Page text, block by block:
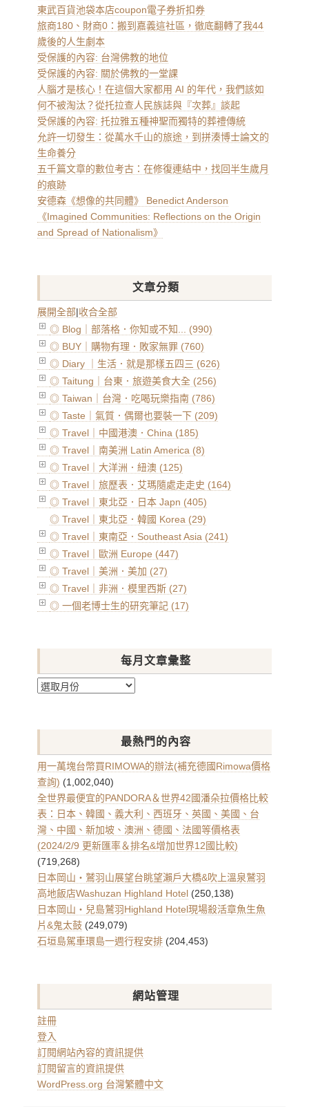
東武百貨池袋本店coupon電子券折扣券
旅商180、財商0：搬到嘉義這社區，徹底翻轉了我44
歲後的人生劇本
受保護的內容: 台灣佛教的地位
受保護的內容: 關於佛教的一堂課
人腦才是核心！在這個大家都用 AI 的年代，我們該如
何不被淘汰？從托拉查人民族誌與『次葬』談起
受保護的內容: 托拉雅五種神聖而獨特的葬禮傳統
允許一切發生：從萬水千山的旅途，到拼湊博士論文的
生命養分
五千篇文章的數位考古：在修復連結中，找回半生歲月
的痕跡
安德森《想像的共同體》 Benedict Anderson
《Imagined Communities: Reflections on the Origin
and Spread of Nationalism》
文章分類
展開全部|收合全部
◎ Blog｜部落格．你知或不知... (990)
◎ BUY｜購物有理．敗家無罪 (760)
◎ Diary ｜生活．就是那樣五四三 (626)
◎ Taitung｜台東．旅遊美食大全 (256)
◎ Taiwan｜台灣．吃喝玩樂指南 (786)
◎ Taste｜氣質．偶爾也要裝一下 (209)
◎ Travel｜中國港澳．China (185)
◎ Travel｜南美洲 Latin America (8)
◎ Travel｜大洋洲．紐澳 (125)
◎ Travel｜旅歷表．艾瑪隨處走走史 (164)
◎ Travel｜東北亞．日本 Japn (405)
◎ Travel｜東北亞．韓國 Korea (29)
◎ Travel｜東南亞．Southeast Asia (241)
◎ Travel｜歐洲 Europe (447)
◎ Travel｜美洲．美加 (27)
◎ Travel｜非洲．模里西斯 (27)
◎ 一個老博士生的研究筆記 (17)
每月文章彙整
每
章
整
最熱門的內容
用一萬塊台幣買RIMOWA的辦法(補充德國Rimowa價格
查詢) (1,002,040)
全世界最便宜的PANDORA＆世界42國潘朵拉價格比較
表：日本、韓國、義大利、西班牙、英國、美國、台
灣、中國、新加坡、澳洲、德國、法國等價格表
(2024/2/9 更新匯率＆排名&增加世界12國比較)
(719,268)
日本岡山・鷲羽山展望台眺望瀨戶大橋&吹上溫泉鷲羽
高地飯店Washuzan Highland Hotel (250,138)
日本岡山・兒島鷲羽Highland Hotel現場殺活章魚生魚
片&鬼太鼓 (249,079)
石垣島駕車環島一週行程安排 (204,453)
網站管理
註冊
登入
訂閱網站內容的資訊提供
訂閱留言的資訊提供
WordPress.org 台灣繁體中文